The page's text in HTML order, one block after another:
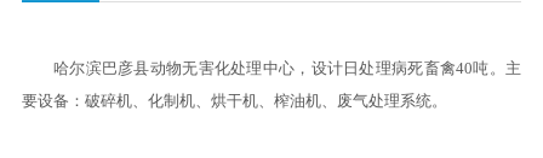
哈尔滨巴彦县动物无害化处理中心，设计日处理病死畜禽40吨。主
要设备：破碎机、化制机、烘干机、榨油机、废气处理系统。